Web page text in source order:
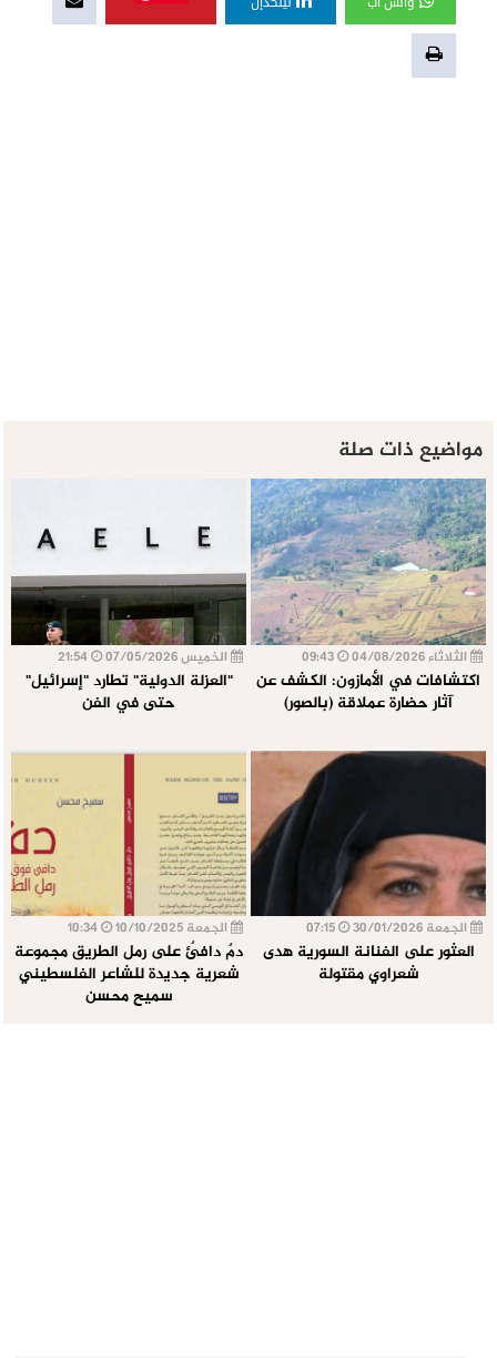
مواضيع ذات صلة
الثلاثاء 04/08/2026
اكتشافات في الأمازون: الكشف عن
آثار حضارة عملاقة (بالصور)
الخميس 07/05/2026
"العزلة الدولية" تطارد "إسرائيل"
حتى في الفن
الجمعة 30/01/2026
العثور على الفنانة السورية هدى
شعراوي مقتولة
الجمعة 10/10/2025
دمٌ دافئٌ على رمل الطريق مجموعة
شعرية جديدة للشاعر الفلسطيني
سميح محسن